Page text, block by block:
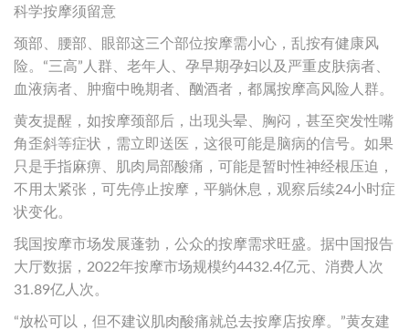
科学按摩须留意
颈部、腰部、眼部这三个部位按摩需小心，乱按有健康风
险。“三高”人群、老年人、孕早期孕妇以及严重皮肤病者、
血液病者、肿瘤中晚期者、酗酒者，都属按摩高风险人群。
黄友提醒，如按摩颈部后，出现头晕、胸闷，甚至突发性嘴
角歪斜等症状，需立即送医，这很可能是脑病的信号。如果
只是手指麻痹、肌肉局部酸痛，可能是暂时性神经根压迫，
不用太紧张，可先停止按摩，平躺休息，观察后续24小时症
状变化。
我国按摩市场发展蓬勃，公众的按摩需求旺盛。据中国报告
大厅数据，2022年按摩市场规模约4432.4亿元、消费人次
31.89亿人次。
“放松可以，但不建议肌肉酸痛就总去按摩店按摩。”黄友建